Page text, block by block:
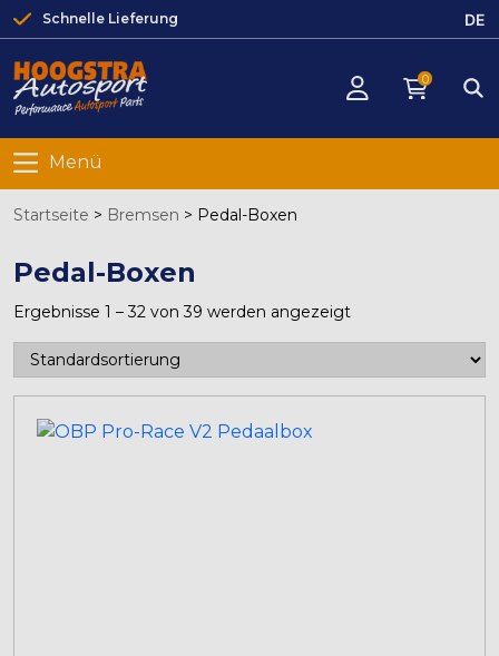
Schnelle Lieferung DE
0
Menü
Startseite > Bremsen > Pedal-Boxen
Pedal-Boxen
Ergebnisse 1 – 32 von 39 werden angezeigt